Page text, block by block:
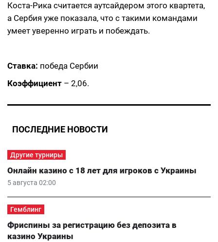
Коста-Рика считается аутсайдером этого квартета,
а Сербия уже показала, что с такими командами
умеет уверенно играть и побеждать.
Ставка: победа Сербии
Коэффициент – 2,06.
ПОСЛЕДНИЕ НОВОСТИ
Другие турниры
5 августа 02:00
Онлайн казино с 18 лет для игроков с Украины
Гемблинг
Фриспины за регистрацию без депозита в
казино Украины